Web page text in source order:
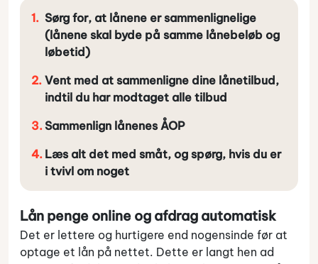
Sørg for, at lånene er sammenlignelige
(lånene skal byde på samme lånebeløb og
løbetid)
Vent med at sammenligne dine lånetilbud,
indtil du har modtaget alle tilbud
Sammenlign lånenes ÅOP
Læs alt det med småt, og spørg, hvis du er
i tvivl om noget
Lån penge online og afdrag automatisk
Det er lettere og hurtigere end nogensinde før at
optage et lån på nettet. Dette er langt hen ad